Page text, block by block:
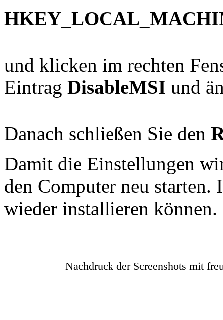
und klicken im rechten
Eintrag DisableMSI und
Danach schließen Sie den
Damit die Einstellungen
den Computer neu starten.
wieder installieren können.
Nachdruck der Screenshots mit